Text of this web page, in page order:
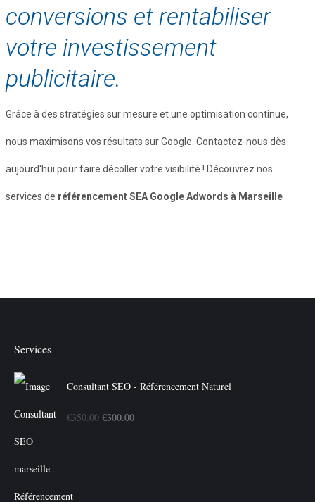
conversions et rentabiliser
votre investissement
publicitaire.
Grâce à des stratégies sur mesure et une optimisation continue,
nous maximisons vos résultats sur Google. Contactez-nous dès
aujourd'hui pour faire décoller votre visibilité ! Découvrez nos
services de référencement SEA Google Adwords à Marseille
Services
Consultant SEO - Référencement Naturel
€350.00 Le
€300.00Le